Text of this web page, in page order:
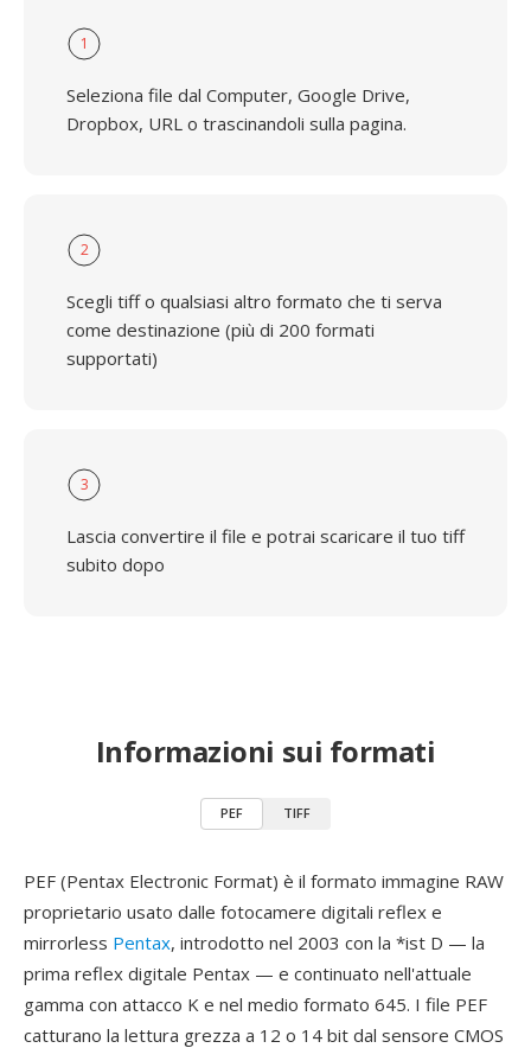
1
Seleziona file dal Computer, Google Drive,
Dropbox, URL o trascinandoli sulla pagina.
2
Scegli tiff o qualsiasi altro formato che ti serva
come destinazione (più di 200 formati
supportati)
3
Lascia convertire il file e potrai scaricare il tuo tiff
subito dopo
Informazioni sui formati
PEF TIFF
PEF (Pentax Electronic Format) è il formato immagine RAW
proprietario usato dalle fotocamere digitali reflex e
mirrorless Pentax, introdotto nel 2003 con la *ist D — la
prima reflex digitale Pentax — e continuato nell'attuale
gamma con attacco K e nel medio formato 645. I file PEF
catturano la lettura grezza a 12 o 14 bit dal sensore CMOS